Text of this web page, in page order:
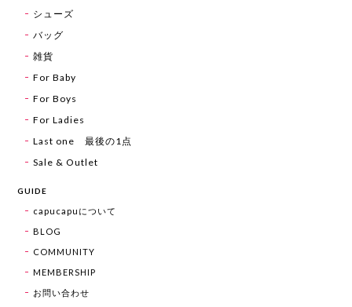
シューズ
バッグ
雑貨
For Baby
For Boys
For Ladies
Last one 最後の1点
Sale & Outlet
GUIDE
capucapuについて
BLOG
COMMUNITY
MEMBERSHIP
お問い合わせ